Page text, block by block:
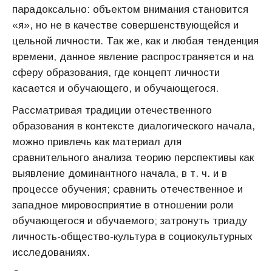
парадоксально: объектом внимания становится
«я», но не в качестве совершенствующейся и
цельной личности. Так же, как и любая тенденция
времени, данное явление распространяется и на
сферу образования, где концепт личности
касается и обучающего, и обучающегося.
Рассматривая традиции отечественного
образования в контексте диалогического начала,
можно привлечь как материал для
сравнительного анализа теорию перспективы как
выявление доминантного начала, в т. ч. и в
процессе обучения; сравнить отечественное и
западное мировосприятие в отношении роли
обучающегося и обучаемого; затронуть триаду
личность-общество-культура в социокультурных
исследованиях.